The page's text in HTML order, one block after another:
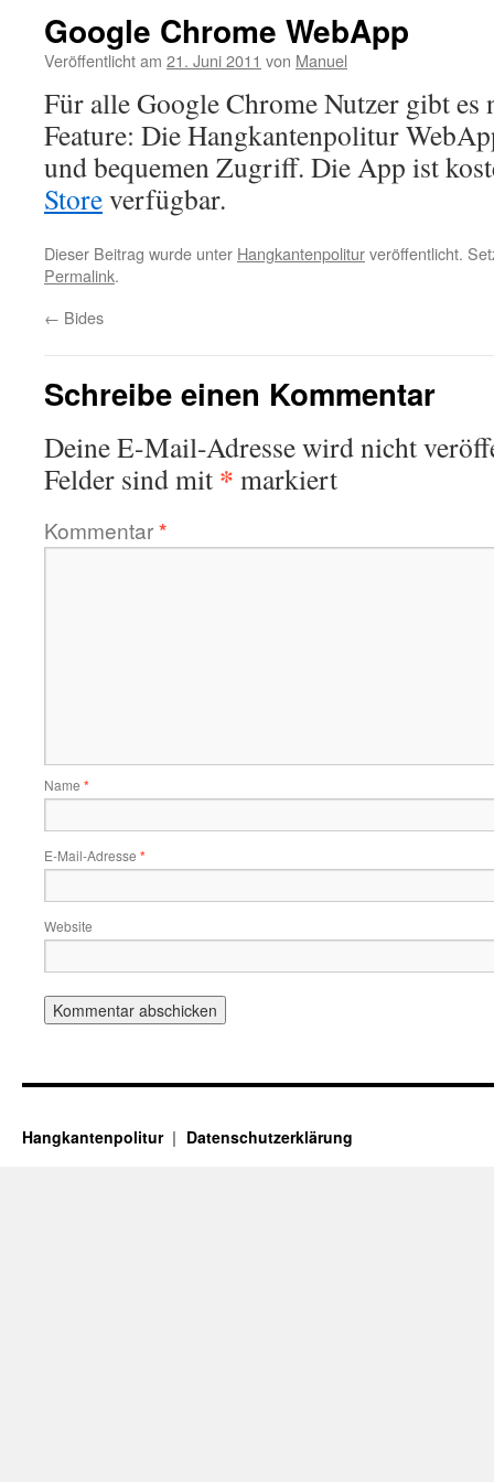
Google Chrome WebApp
Veröffentlicht am 21. Juni 2011 von Manuel
Für alle Google Chrome Nutzer gibt es
Feature: Die Hangkantenpolitur
und bequemen Zugriff. Die App ist
Storeverfügbar.
Dieser Beitrag wurde unter Hangkantenpoliturveröffentlicht.
Permalink.
← Bides
Schreibe einen Kommentar
Deine E-Mail-Adresse wird nicht
Felder sind mit * markiert
Kommentar*
Name *
E-Mail-Adresse *
Website
Hangkantenpolitur Datenschutzerklärung